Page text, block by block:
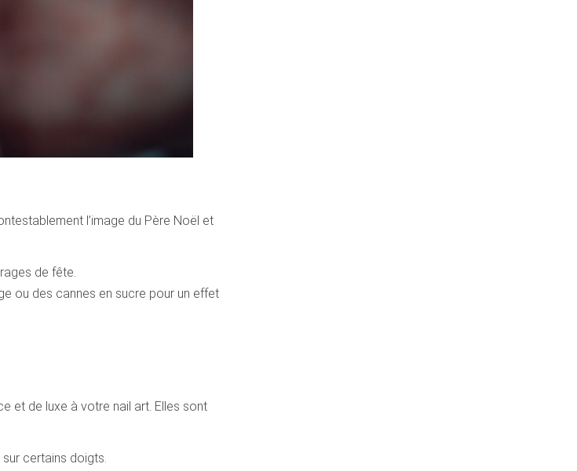
l’image du Père Noël et
de fête.
ou des cannes en sucre pour un effet
et de luxe à votre nail art. Elles sont
certains doigts.